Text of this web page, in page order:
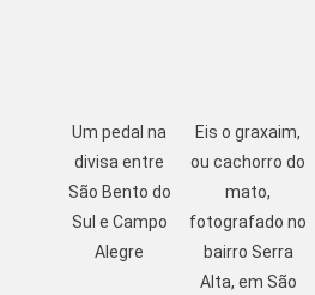
Um pedal na
divisa entre
São Bento do
Sul e Campo
Alegre
Eis o graxaim,
ou cachorro do
mato,
fotografado no
bairro Serra
Alta, em São